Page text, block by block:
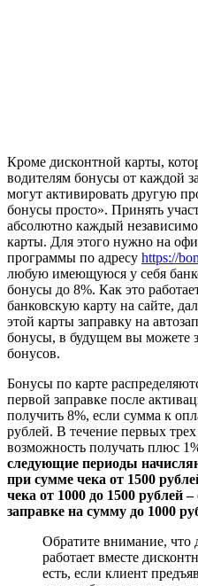
Кроме дисконтной карты,
водителям бонусы от каждой
могут активировать другую
бонусы просто». Принять
абсолютно каждый
карты. Для этого нужно на
программы по адресу https://
любую имеющуюся у себя
бонусы до 8%. Как это
банковскую карту на сайте,
этой карты заправку на
бонусы, в будущем вы можете
бонусов.
Бонусы по карте
первой заправке после
получить 8%, если сумма к
рублей. В течение первых
возможность получать плюс
следующие периоды
при сумме чека от 1500
чека от 1000 до 1500 рублей
заправке на сумму до 1000
Обратите внимание, что
работает вместе
есть, если клиент